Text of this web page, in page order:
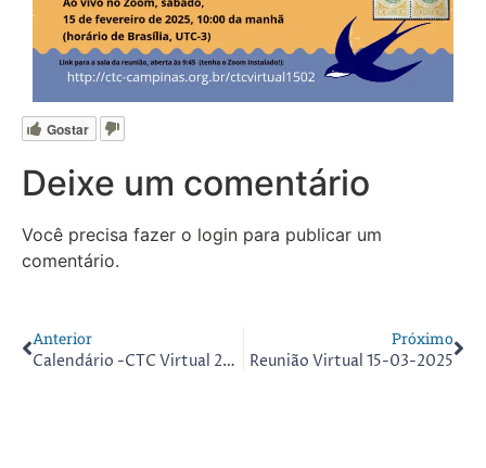
Gostar
Deixe um comentário
Você precisa fazer o login para publicar um
comentário.
Anterior
Calendário -CTC Virtual 2025
Próximo
Reunião Virtual 15-03-2025